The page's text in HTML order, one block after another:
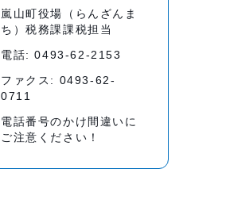
嵐山町役場（らんざんま
ち）税務課課税担当
電話: 0493-62-2153
ファクス: 0493-62-
0711
電話番号のかけ間違いに
ご注意ください！